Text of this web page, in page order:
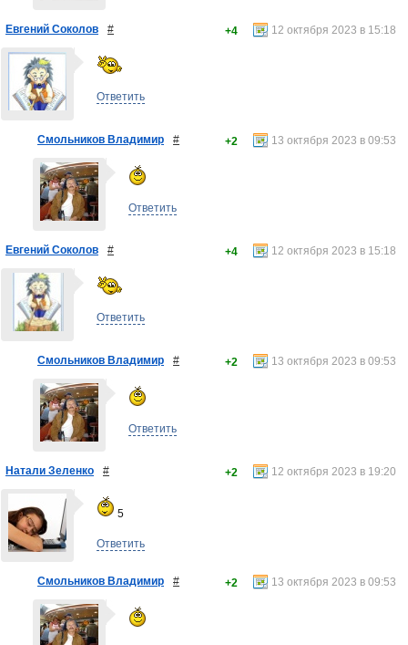
Евгений Соколов # 12 октября 2023 в 15:18
+4
Ответить
Смольников Владимир # 13 октября 2023 в 09:53
+2
Ответить
Евгений Соколов # 12 октября 2023 в 15:18
+4
Ответить
Смольников Владимир # 13 октября 2023 в 09:53
+2
Ответить
Натали Зеленко # 12 октября 2023 в 19:20
+2
5
Ответить
Смольников Владимир # 13 октября 2023 в 09:53
+2